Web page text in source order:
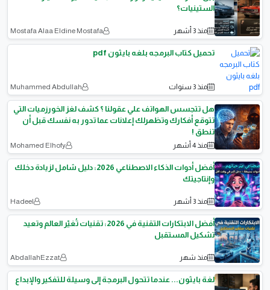
الستينيات؟
منذ 3 أشهر Mostafa Alaa Eldine Mostafa
تحميل كتاب البرمجه بلغه بايثون pdf
منذ 3 سنوات Muhammed Abdullah
هل تتجسس الهواتف علي عقولنا ؟ كشف لغز الخورزميات التي
تتوقع أفكارك وتظهرلك إعلانات عما تدور به نفسك قبل أن
تنطق !
منذ 4 أشهر Mohamed Elhofy
أفضل أدوات الذكاء الاصطناعي 2026: دليل شامل لزيادة دخلك
وإنتاجيتك
منذ 3 أشهر Hadeel
أفضل الابتكارات التقنية في 2026: تقنيات تُغيّر العالم وتعيد
تشكيل المستقبل
منذ شهر AbdallahEzzat
لغة بايثون... عندما تتحول البرمجة إلى وسيلة للتفكير والإبداع